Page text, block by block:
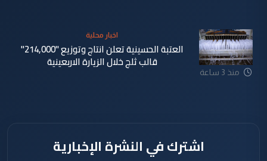
منذ 3 ساعة
اخبار محلية
العتبة الحسينية تعلن انتاج وتوزيع "214,000"
قالب ثلج خلال الزيارة الاربعينية
اشترك في النشرة الإخبارية